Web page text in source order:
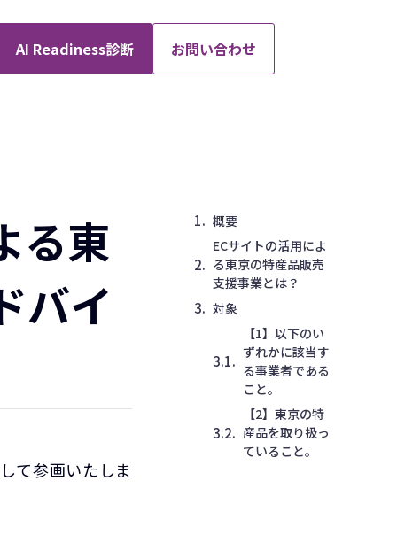
AI Readiness診断 お問い合わせ
る東
バイ
て参画いたしま
概要
ECサイトの活用によ
る東京の特産品販売
支援事業とは？
対象
【1】以下のい
ずれかに該当す
る事業者である
こと。
【2】東京の特
産品を取り扱っ
ていること。